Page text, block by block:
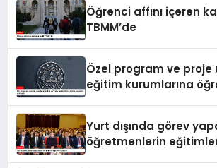
Öğrenci affını içeren
TBMM’de
Özel program ve proje
eğitim kurumlarına
Yurt dışında görev
öğretmenlerin